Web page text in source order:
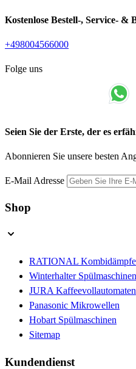
Kostenlose Bestell-, Service- &
+498004566000
Folge uns
Seien Sie der Erste, der es
Abonnieren Sie unsere besten
E-Mail Adresse
Shop
RATIONAL
Winterhalter Spülmaschinen
JURA Kaffeevollautomaten
Panasonic Mikrowellen
Hobart Spülmaschinen
Sitemap
Kundendienst